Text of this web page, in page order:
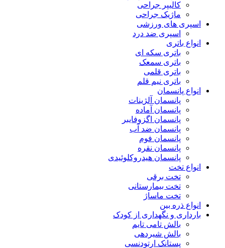
کالیپر جراحی
ماژیک جراحی
اسپری های ورزشی
اسپری ضد درد
انواع باتری
باتری سکه ای
باتری سمعک
باتری قلمی
باتری نیم قلم
انواع پانسمان
پانسمان آلژینات
پانسمان آماده
پانسمان اگزوفایبر
پانسمان ضد آب
پانسمان فوم
پانسمان نقره
پانسمان هیدروکلوئیدی
انواع تخت
تخت برقی
تخت بیمارستانی
تخت ماساژ
انواع ذره بین
بارداری و نگهداری از کودک
بالش تامی تایم
بالش شیردهی
پستانک ارتودنسی